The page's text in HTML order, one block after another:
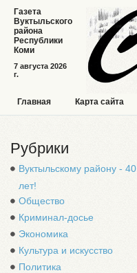
7 августа 2026
г.
Газета
Вуктыльского
района
Республики
Коми
Главная Карта сайта
Рубрики
Вуктыльскому району - 40
лет!
Общество
Криминал-досье
Экономика
Культура и искусство
Политика